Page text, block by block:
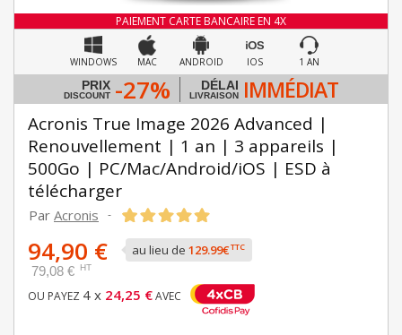
PAIEMENT CARTE BANCAIRE EN 4X
WINDOWS MAC ANDROID IOS 1 AN
PRIX
DISCOUNT -27% DÉLAI
LIVRAISON IMMÉDIAT
Acronis True Image 2026 Advanced |
Renouvellement | 1 an | 3 appareils |
500Go | PC/Mac/Android/iOS | ESD à
télécharger
Par Acronis -
94,90 € au lieu de 129.99€TTC
79,08 € HT
OU PAYEZ 4 x 24,25 €AVEC